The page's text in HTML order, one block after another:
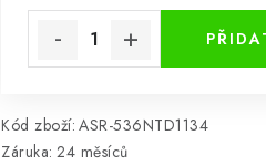
Kód zboží: ASR-536NTD1134
Záruka: 24 měsíců